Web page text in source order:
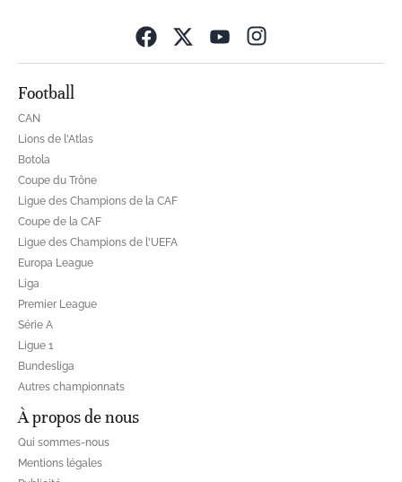
Football
CAN
Lions de l'Atlas
Botola
Coupe du Trône
Ligue des Champions de la CAF
Coupe de la CAF
Ligue des Champions de l'UEFA
Europa League
Liga
Premier League
Série A
Ligue 1
Bundesliga
Autres championnats
À propos de nous
Qui sommes-nous
Mentions légales